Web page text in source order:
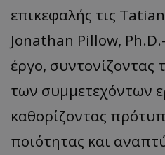
επικεφαλής τις
Jonathan Pillow,
έργο, συντονίζοντας
των συμμετεχόντων
καθορίζοντας
ποιότητας και